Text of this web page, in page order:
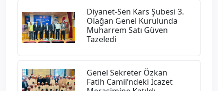
Diyanet-Sen Kars Şubesi 3.
Olağan Genel Kurulunda
Muharrem Satı Güven
Tazeledi
Genel Sekreter Özkan
Fatih Camii’ndeki İcazet